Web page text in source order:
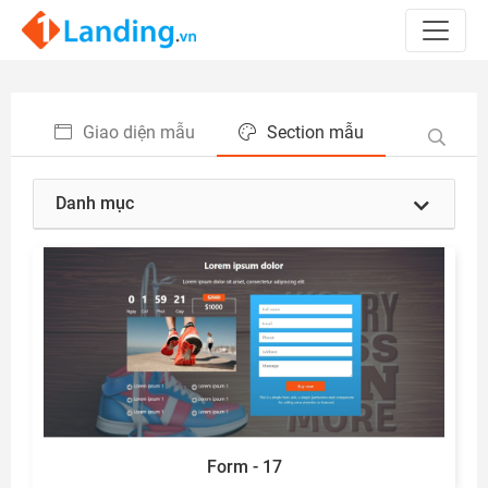
Giao diện mẫu Section mẫu
Danh mục
Form - 17